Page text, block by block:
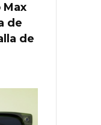
Max
de
de